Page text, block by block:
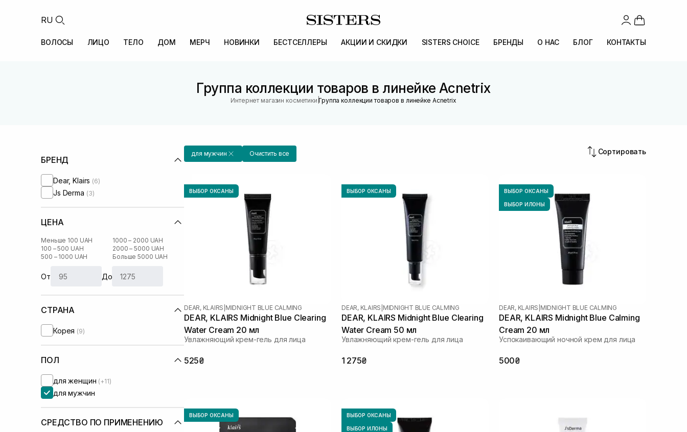
RU
ВОЛОСЫ ЛИЦО ТЕЛО ДОМ МЕРЧ НОВИНКИ БЕСТСЕЛЛЕРЫ АКЦИИ И СКИДКИ SISTERS CHOICE БРЕНДЫ О НАС БЛОГ КОНТАКТЫ
Группа коллекции товаров в линейке Acnetrix
Интернет магазин косметики |Группа коллекции товаров в линейке Acnetrix
БРЕНД
Dear, Klairs (6)
Js Derma (3)
ЦЕНА
Меньше 100 UAH
100 – 500 UAH
500 – 1000 UAH
1000 – 2000 UAH
2000 – 5000 UAH
Больше 5000 UAH
От До
СТРАНА
Корея (9)
ПОЛ
для женщин (+11)
для мужчин
СРЕДСТВО ПО ПРИМЕНЕНИЮ
для мужчин Очистить все Сортировать
ВЫБОР ОКСАНЫ
DEAR, KLAIRS MIDNIGHT BLUE CALMING
DEAR, KLAIRS Midnight Blue Clearing
Water Cream 20 мл
Увлажняющий крем-гель для лица
525₴
ВЫБОР ОКСАНЫ
DEAR, KLAIRS MIDNIGHT BLUE CALMING
DEAR, KLAIRS Midnight Blue Clearing
Water Cream 50 мл
Увлажняющий крем-гель для лица
1 275₴
ВЫБОР ОКСАНЫ
ВЫБОР ИЛОНЫ
DEAR, KLAIRS MIDNIGHT BLUE CALMING
DEAR, KLAIRS Midnight Blue Calming
Cream 20 мл
Успокаивающий ночной крем для лица
500₴
ВЫБОР ОКСАНЫ ВЫБОР ОКСАНЫ
ВЫБОР ИЛОНЫ